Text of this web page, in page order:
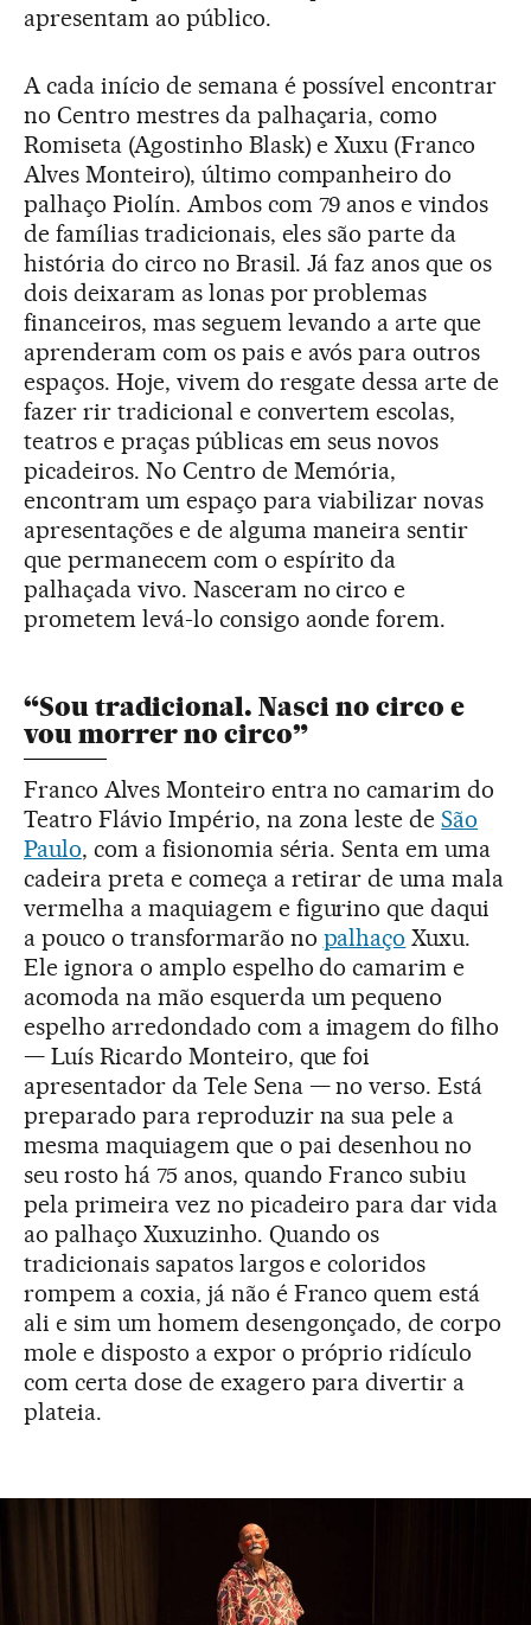
apresentam ao público.
A cada início de semana é possível encontrar
no Centro mestres da palhaçaria, como
Romiseta (Agostinho Blask) e Xuxu (Franco
Alves Monteiro), último companheiro do
palhaço Piolín. Ambos com 79 anos e vindos
de famílias tradicionais, eles são parte da
história do circo no Brasil. Já faz anos que os
dois deixaram as lonas por problemas
financeiros, mas seguem levando a arte que
aprenderam com os pais e avós para outros
espaços. Hoje, vivem do resgate dessa arte de
fazer rir tradicional e convertem escolas,
teatros e praças públicas em seus novos
picadeiros. No Centro de Memória,
encontram um espaço para viabilizar novas
apresentações e de alguma maneira sentir
que permanecem com o espírito da
palhaçada vivo. Nasceram no circo e
prometem levá-lo consigo aonde forem.
“Sou tradicional. Nasci no circo e
vou morrer no circo”
Franco Alves Monteiro entra no camarim do
Teatro Flávio Império, na zona leste deSão
Paulo, com a fisionomia séria. Senta em uma
cadeira preta e começa a retirar de uma mala
vermelha a maquiagem e figurino que daqui
a pouco o transformarão no palhaço Xuxu.
Ele ignora o amplo espelho do camarim e
acomoda na mão esquerda um pequeno
espelho arredondado com a imagem do filho
— Luís Ricardo Monteiro, que foi
apresentador da Tele Sena — no verso. Está
preparado para reproduzir na sua pele a
mesma maquiagem que o pai desenhou no
seu rosto há 75 anos, quando Franco subiu
pela primeira vez no picadeiro para dar vida
ao palhaço Xuxuzinho. Quando os
tradicionais sapatos largos e coloridos
rompem a coxia, já não é Franco quem está
ali e sim um homem desengonçado, de corpo
mole e disposto a expor o próprio ridículo
com certa dose de exagero para divertir a
plateia.